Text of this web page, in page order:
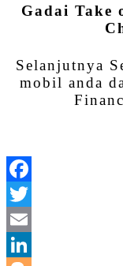
Gadai Take
Selanjutnya
mobil anda